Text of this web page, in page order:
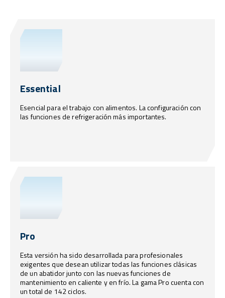
Essential
Esencial para el trabajo con alimentos. La configuración con
las funciones de refrigeración más importantes.
Pro
Esta versión ha sido desarrollada para profesionales
exigentes que desean utilizar todas las funciones clásicas
de un abatidor junto con las nuevas funciones de
mantenimiento en caliente y en frío. La gama Pro cuenta con
un total de 142 ciclos.